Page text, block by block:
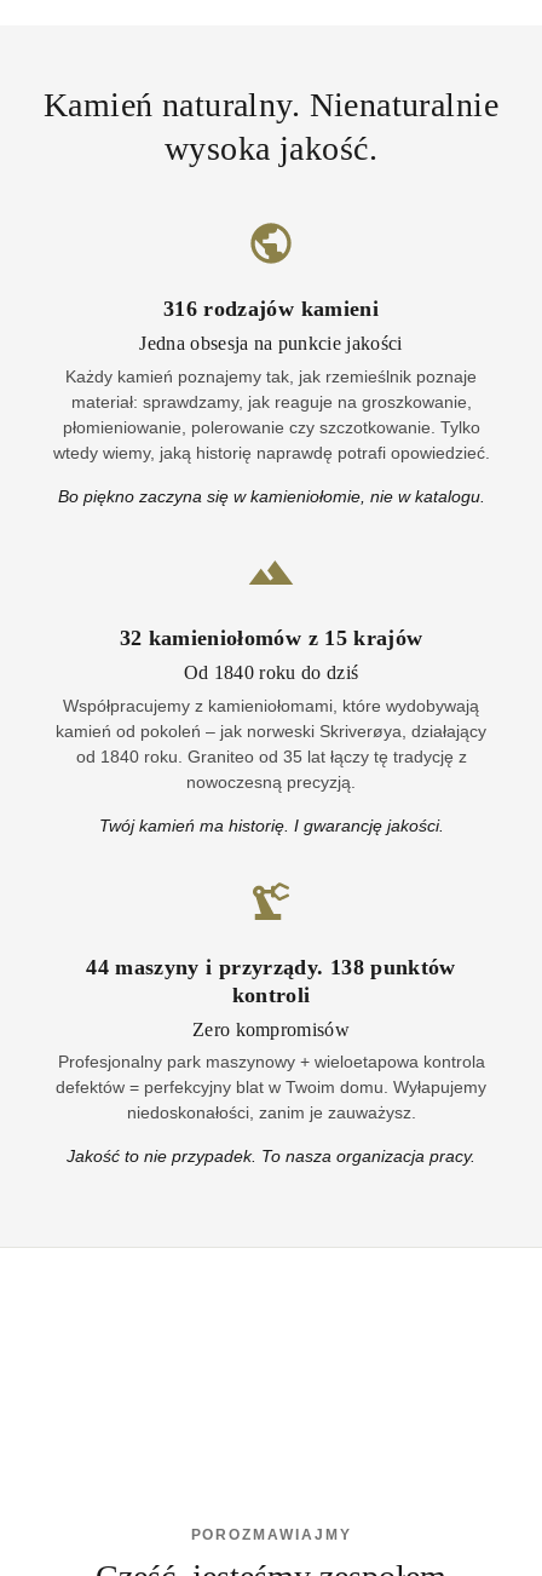
Kamień naturalny. Nienaturalnie
wysoka jakość.
316 rodzajów kamieni
Jedna obsesja na punkcie jakości
Każdy kamień poznajemy tak, jak rzemieślnik poznaje
materiał: sprawdzamy, jak reaguje na groszkowanie,
płomieniowanie, polerowanie czy szczotkowanie. Tylko
wtedy wiemy, jaką historię naprawdę potrafi opowiedzieć.
Bo piękno zaczyna się w kamieniołomie, nie w katalogu.
32 kamieniołomów z 15krajów
Od 1840 roku do dziś
Współpracujemy z kamieniołomami, które wydobywają
kamień od pokoleń – jak norweski Skriverøya, działający
od 1840 roku. Graniteo od 35 lat łączy tę tradycję z
nowoczesną precyzją.
Twój kamień ma historię. I gwarancję jakości.
44 maszyny i przyrządy. 138punktów
kontroli
Zero kompromisów
Profesjonalny park maszynowy + wieloetapowa kontrola
defektów = perfekcyjny blat w Twoim domu. Wyłapujemy
niedoskonałości, zanim je zauważysz.
Jakość to nie przypadek. To nasza organizacja pracy.
POROZMAWIAJMY